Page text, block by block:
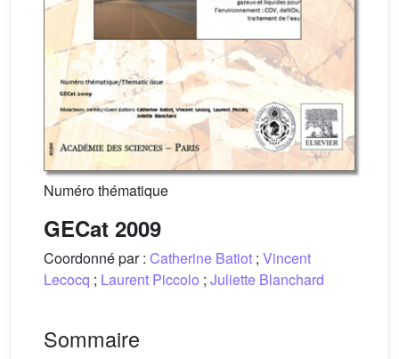
Numéro thématique
GECat 2009
Coordonné par : Catherine Batiot ; Vincent
Lecocq ; Laurent Piccolo ; Juliette Blanchard
Sommaire